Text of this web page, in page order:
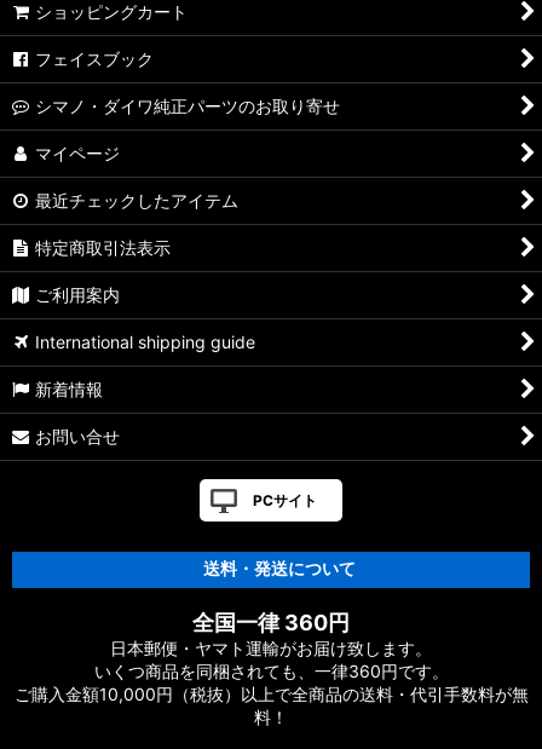
ショッピングカート
フェイスブック
シマノ・ダイワ純正パーツのお取り寄せ
マイページ
最近チェックしたアイテム
特定商取引法表示
ご利用案内
International shipping guide
新着情報
お問い合せ
PCサイト
送料・発送について
全国一律 360円
日本郵便・ヤマト運輸がお届け致します。
いくつ商品を同梱されても、一律360円です。
ご購入金額10,000円（税抜）以上で全商品の送料・代引手数料が無
料！